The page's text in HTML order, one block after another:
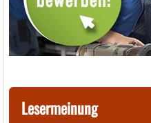
Lesermeinung